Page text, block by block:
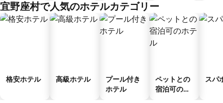
ス
宜野座村で人気のホテルカテゴリー
格安ホテル 高級ホテル
プール付き
ホテル
ペットとの
宿泊可のホ
スパ